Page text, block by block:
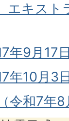
エキス
年9月17
年10月3
令和7年